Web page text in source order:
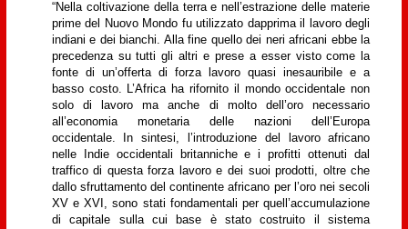
“Nella coltivazione della terra e nell’estrazione delle materie
prime del Nuovo Mondo fu utilizzato dapprima il lavoro degli
indiani e dei bianchi. Alla fine quello dei neri africani ebbe la
precedenza su tutti gli altri e prese a esser visto come la
fonte di un’offerta di forza lavoro quasi inesauribile e a
basso costo. L’Africa ha rifornito il mondo occidentale non
solo di lavoro ma anche di molto dell’oro necessario
all’economia monetaria delle nazioni dell’Europa
occidentale. In sintesi, l’introduzione del lavoro africano
nelle Indie occidentali britanniche e i profitti ottenuti dal
traffico di questa forza lavoro e dei suoi prodotti, oltre che
dallo sfruttamento del continente africano per l’oro nei secoli
XV e XVI, sono stati fondamentali per quell’accumulazione
di capitale sulla cui base è stato costruito il sistema